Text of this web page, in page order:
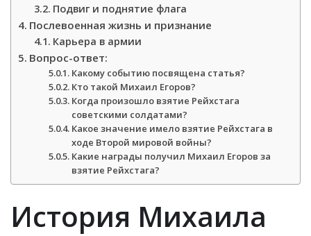
Подвиг и поднятие флага
Послевоенная жизнь и признание
Карьера в армии
Вопрос-ответ:
Какому событию посвящена статья?
Кто такой Михаил Егоров?
Когда произошло взятие Рейхстага
советскими солдатами?
Какое значение имело взятие Рейхстага в
ходе Второй мировой войны?
Какие награды получил Михаил Егоров за
взятие Рейхстага?
История Михаила